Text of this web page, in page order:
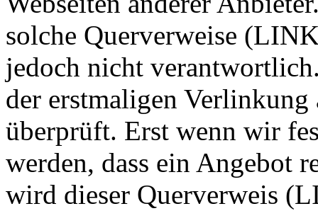
solche Querverweise
jedoch nicht
der erstmaligen
überprüft. Erst wenn wir
werden, dass ein Angebot
wird dieser Querverweis